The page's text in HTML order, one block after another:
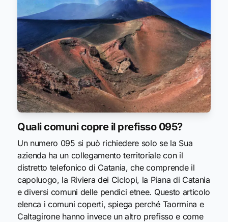
Quali comuni copre il prefisso 095?
Un numero 095 si può richiedere solo se la Sua
azienda ha un collegamento territoriale con il
distretto telefonico di Catania, che comprende il
capoluogo, la Riviera dei Ciclopi, la Piana di Catania
e diversi comuni delle pendici etnee. Questo articolo
elenca i comuni coperti, spiega perché Taormina e
Caltagirone hanno invece un altro prefisso e come